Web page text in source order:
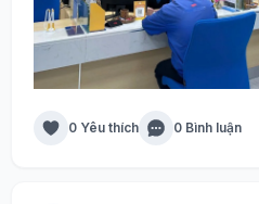
0 Yêu thích 0 Bình luận